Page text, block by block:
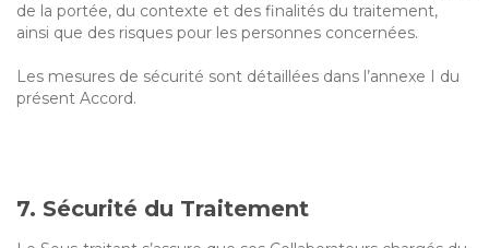
de la portée, du contexte et des finalités du traitement,
ainsi que des risques pour les personnes concernées.
Les mesures de sécurité sont détaillées dans l’annexe I du
présent Accord.
7. Sécurité du Traitement